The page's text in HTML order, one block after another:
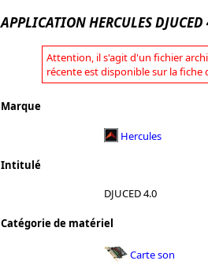
APPLICATION HERCULES
Attention, il s'agit d'un fichier
récente est disponible sur la fiche
Marque
Hercules
Intitulé
DJUCED 4.0
Catégorie de matériel
Carte son